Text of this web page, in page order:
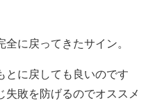
に戻ってきたサイン。
とに戻しても良いのです
失敗を防げるのでオススメ